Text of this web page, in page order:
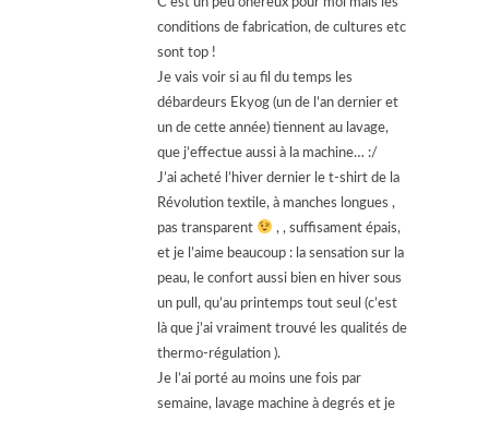
C’est un peu onéreux pour moi mais les
conditions de fabrication, de cultures etc
sont top !
Je vais voir si au fil du temps les
débardeurs Ekyog (un de l’an dernier et
un de cette année) tiennent au lavage,
que j’effectue aussi à la machine… :/
J’ai acheté l’hiver dernier le t-shirt de la
Révolution textile, à manches longues ,
pas transparent
, , suffisament épais,
et je l’aime beaucoup : la sensation sur la
peau, le confort aussi bien en hiver sous
un pull, qu’au printemps tout seul (c’est
là que j’ai vraiment trouvé les qualités de
thermo-régulation ).
Je l’ai porté au moins une fois par
semaine, lavage machine à degrés et je